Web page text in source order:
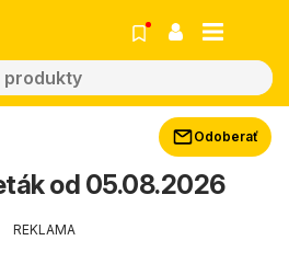
Odoberať
od 05.08.2026
REKLAMA